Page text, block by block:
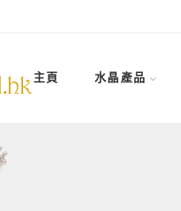
主頁 水晶產品